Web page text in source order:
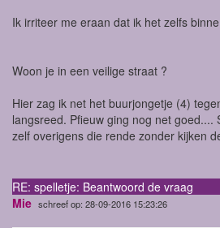
Ik irriteer me eraan dat ik het zelfs
Woon je in een veilige straat ?
Hier zag ik net het buurjongetje (4)
langsreed. Pfieuw ging nog net goed....
zelf overigens die rende zonder kijken
RE: spelletje: Beantwoord de vraag
Mie schreef op: 28-09-2016 15:23:26